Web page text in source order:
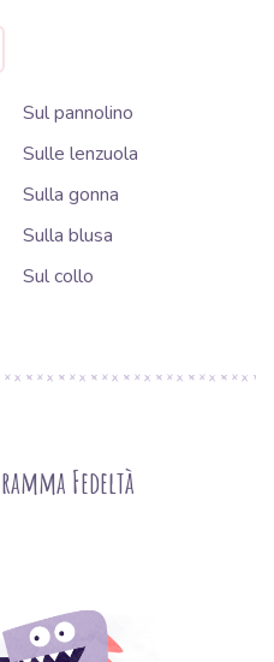
Sul pannolino
Sulle lenzuola
Sulla gonna
Sulla blusa
Sul collo
Fedeltà